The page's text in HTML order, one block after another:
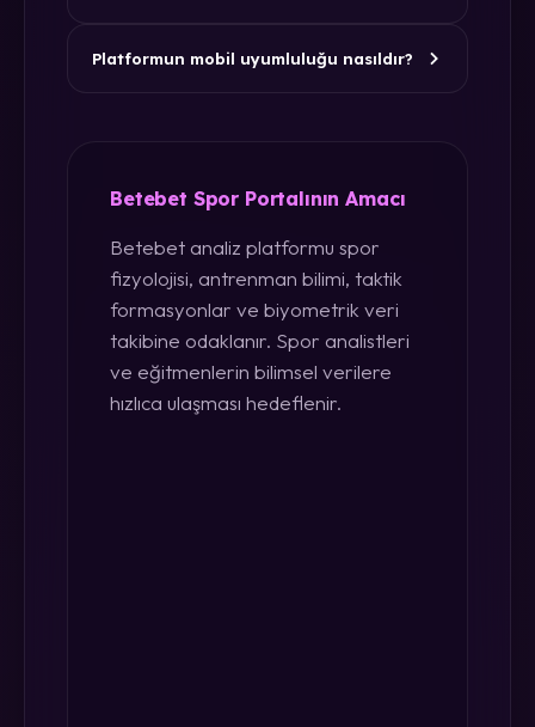
Platformun mobil uyumluluğu nasıldır?
Betebet Spor Portalının Amacı
Betebet analiz platformu spor
fizyolojisi, antrenman bilimi, taktik
formasyonlar ve biyometrik veri
takibine odaklanır. Spor analistleri
ve eğitmenlerin bilimsel verilere
hızlıca ulaşması hedeflenir.